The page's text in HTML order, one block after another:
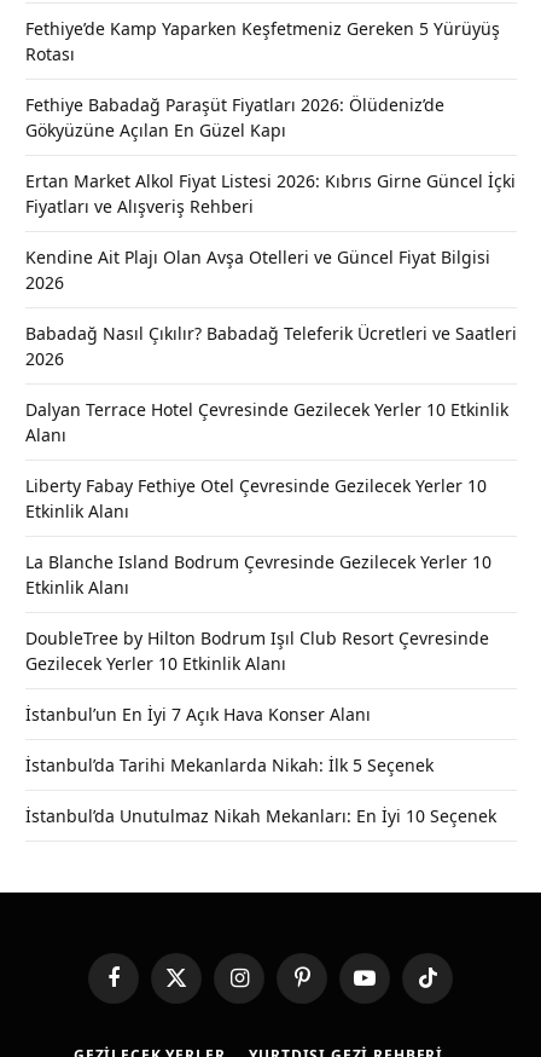
Fethiye’de Kamp Yaparken Keşfetmeniz Gereken 5 Yürüyüş
Rotası
Fethiye Babadağ Paraşüt Fiyatları 2026: Ölüdeniz’de
Gökyüzüne Açılan En Güzel Kapı
Ertan Market Alkol Fiyat Listesi 2026: Kıbrıs Girne Güncel İçki
Fiyatları ve Alışveriş Rehberi
Kendine Ait Plajı Olan Avşa Otelleri ve Güncel Fiyat Bilgisi
2026
Babadağ Nasıl Çıkılır? Babadağ Teleferik Ücretleri ve Saatleri
2026
Dalyan Terrace Hotel Çevresinde Gezilecek Yerler 10 Etkinlik
Alanı
Liberty Fabay Fethiye Otel Çevresinde Gezilecek Yerler 10
Etkinlik Alanı
La Blanche Island Bodrum Çevresinde Gezilecek Yerler 10
Etkinlik Alanı
DoubleTree by Hilton Bodrum Işıl Club Resort Çevresinde
Gezilecek Yerler 10 Etkinlik Alanı
İstanbul’un En İyi 7 Açık Hava Konser Alanı
İstanbul’da Tarihi Mekanlarda Nikah: İlk 5 Seçenek
İstanbul’da Unutulmaz Nikah Mekanları: En İyi 10 Seçenek
FacebookX
(Twitter)
InstagramPinterestYouTubeTikTok